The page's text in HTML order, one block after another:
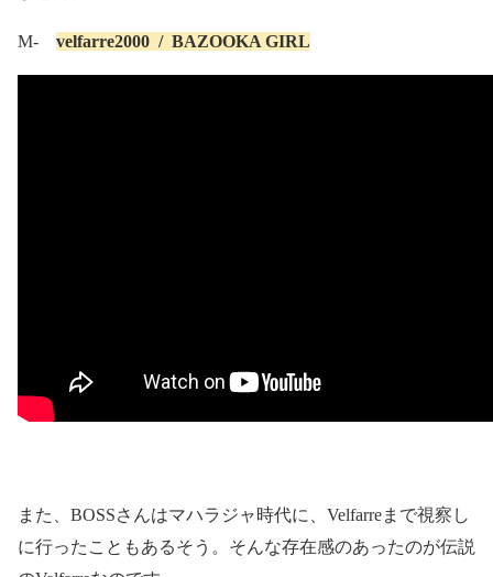
M- velfarre2000 / BAZOOKA GIRL
また、 BOSSさんはマハラジャ時代に、 Velfarreまで視察し
に行ったこともあるそう。そんな存在感のあったのが伝説